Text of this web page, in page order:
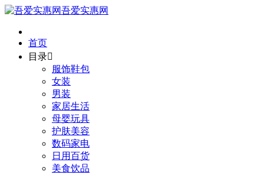
吾爱实惠网
首页
目录
服饰鞋包
女装
男装
家居生活
母婴玩具
护肤美容
数码家电
日用百货
美食饮品